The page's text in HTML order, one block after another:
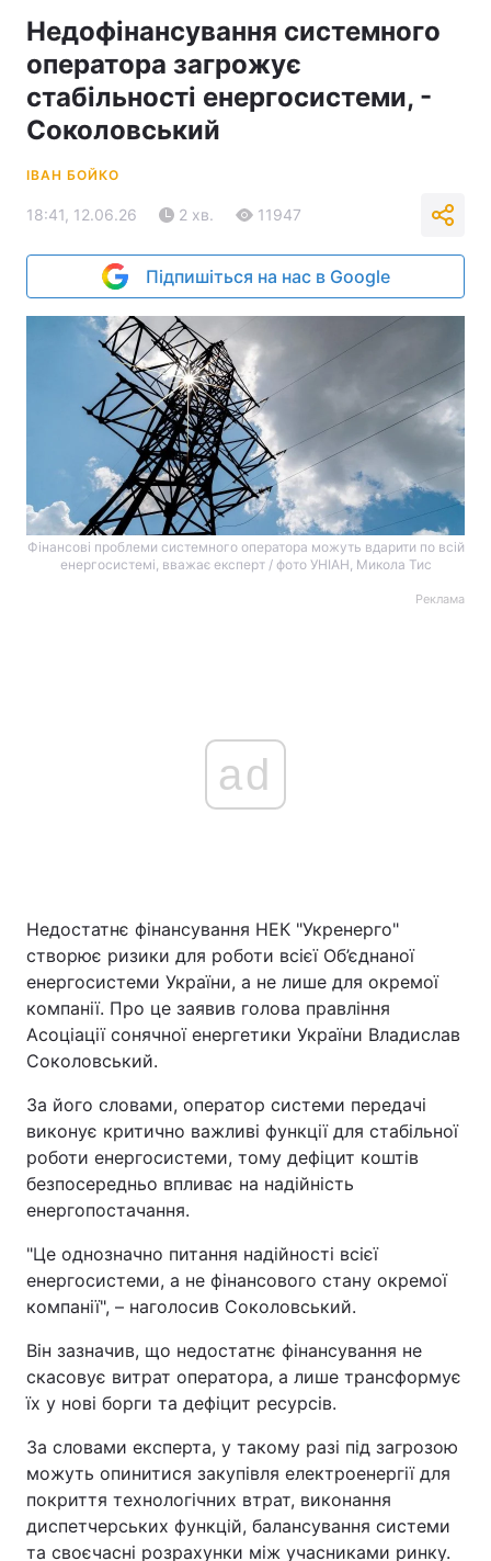
Недофінансування системного
оператора загрожує
стабільності енергосистеми, -
Соколовський
ІВАН БОЙКО
18:41, 12.06.26 2 хв. 11947
Підпишіться на нас в Google
Фінансові проблеми системного оператора можуть вдарити по всій
енергосистемі, вважає експерт / фото УНІАН, Микола Тис
Реклама
ad
Недостатнє фінансування НЕК "Укренерго"
створює ризики для роботи всієї Об’єднаної
енергосистеми України, а не лише для окремої
компанії. Про це заявив голова правління
Асоціації сонячної енергетики України Владислав
Соколовський.
За його словами, оператор системи передачі
виконує критично важливі функції для стабільної
роботи енергосистеми, тому дефіцит коштів
безпосередньо впливає на надійність
енергопостачання.
"Це однозначно питання надійності всієї
енергосистеми, а не фінансового стану окремої
компанії", – наголосив Соколовський.
Він зазначив, що недостатнє фінансування не
скасовує витрат оператора, а лише трансформує
їх у нові борги та дефіцит ресурсів.
За словами експерта, у такому разі під загрозою
можуть опинитися закупівля електроенергії для
покриття технологічних втрат, виконання
диспетчерських функцій, балансування системи
та своєчасні розрахунки між учасниками ринку.